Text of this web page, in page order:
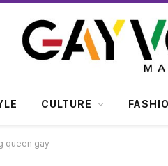
CULTURE
queen gay